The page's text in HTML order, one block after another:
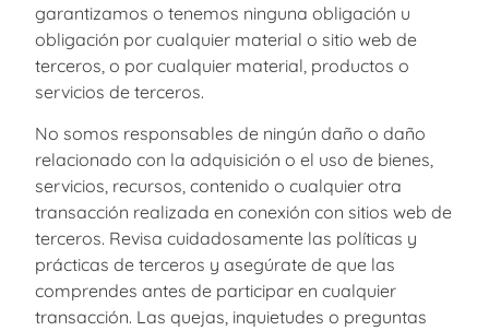
garantizamos o tenemos ninguna obligación u
obligación por cualquier material o sitio web de
terceros, o por cualquier material, productos o
servicios de terceros.
No somos responsables de ningún daño o daño
relacionado con la adquisición o el uso de bienes,
servicios, recursos, contenido o cualquier otra
transacción realizada en conexión con sitios web de
terceros. Revisa cuidadosamente las políticas y
prácticas de terceros y asegúrate de que las
comprendes antes de participar en cualquier
transacción. Las quejas, inquietudes o preguntas